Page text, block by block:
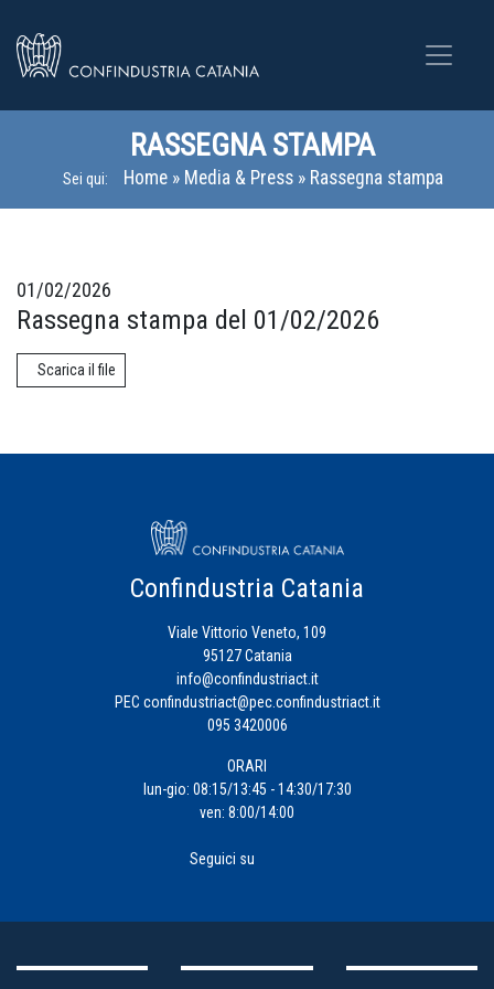
RASSEGNA STAMPA
Sei qui: Home» Media & Press» Rassegna stampa
01/02/2026
Rassegna stampa del 01/02/2026
Scarica il file
Confindustria Catania
Viale Vittorio Veneto, 109
95127 Catania
info@confindustriact.it
PEC confindustriact@pec.confindustriact.it
095 3420006
ORARI
lun-gio: 08:15/13:45 - 14:30/17:30
ven: 8:00/14:00
Seguici su